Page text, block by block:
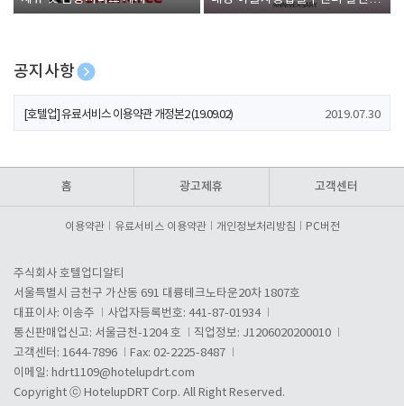
폰 증정
공지사항
[호텔업] 개인정보 처리방침 개정본1 (19.09.02)
[호텔업] 유료서비스 이용약관 개정본2 (19.09.02) 2019.07.30
홈 광고제휴 고객센터
이용약관 유료서비스 이용약관 개인정보처리방침 PC버전
주식회사 호텔업디알티
서울특별시 금천구 가산동 691 대륭테크노타운20차 1807호
대표이사: 이송주
사업자등록번호: 441-87-01934
통신판매업신고: 서울금천-1204 호
직업정보: J1206020200010
고객센터: 1644-7896
Fax: 02-2225-8487
이메일: hdrt1109@hotelupdrt.com
Copyright ⓒ HotelupDRT Corp. All Right Reserved.